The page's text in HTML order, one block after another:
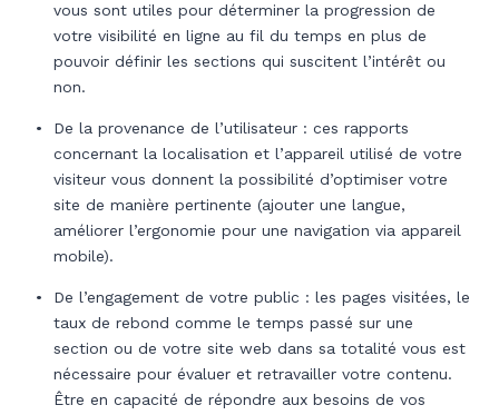
vous sont utiles pour déterminer la progression de
votre visibilité en ligne au fil du temps en plus de
pouvoir définir les sections qui suscitent l’intérêt ou
non.
De la provenance de l’utilisateur : ces rapports
concernant la localisation et l’appareil utilisé de votre
visiteur vous donnent la possibilité d’optimiser votre
site de manière pertinente (ajouter une langue,
améliorer l’ergonomie pour une navigation via appareil
mobile).
De l’engagement de votre public : les pages visitées, le
taux de rebond comme le temps passé sur une
section ou de votre site web dans sa totalité vous est
nécessaire pour évaluer et retravailler votre contenu.
Être en capacité de répondre aux besoins de vos